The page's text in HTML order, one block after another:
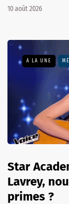
10 août 2026
A LA UNE
Star
Lavrey,
primes ?